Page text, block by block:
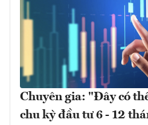
Chuyên gia: "Đây có
chu kỳ đầu tư 6 - 12